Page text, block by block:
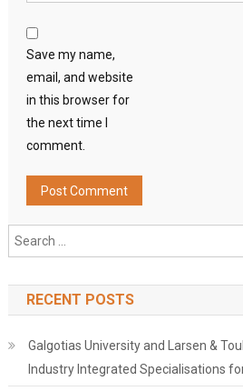
Save my name,
email, and website
in this browser for
the next time I
comment.
RECENT POSTS
Galgotias University and Larsen &
Industry Integrated Specialisations